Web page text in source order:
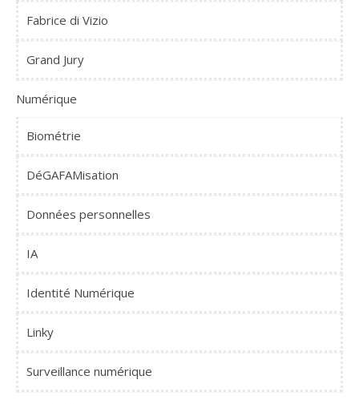
Fabrice di Vizio
Grand Jury
Numérique
Biométrie
DéGAFAMisation
Données personnelles
IA
Identité Numérique
Linky
Surveillance numérique